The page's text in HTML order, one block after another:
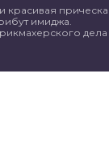
красивая прическа
имиджа.
дела